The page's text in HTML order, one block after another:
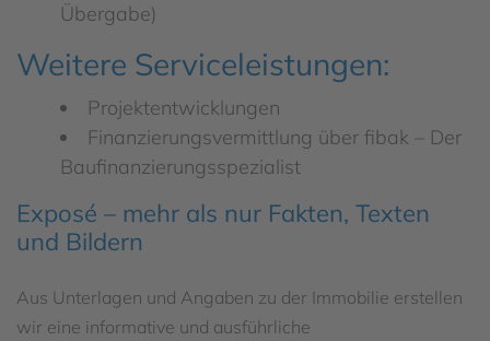
Übergabe)
Weitere Serviceleistungen:
Projektentwicklungen
Finanzierungsvermittlung über fibak – Der
Baufinanzierungsspezialist
Exposé – mehr als nur Fakten, Texten
und Bildern
Aus Unterlagen und Angaben zu der Immobilie erstellen
wir eine informative und ausführliche